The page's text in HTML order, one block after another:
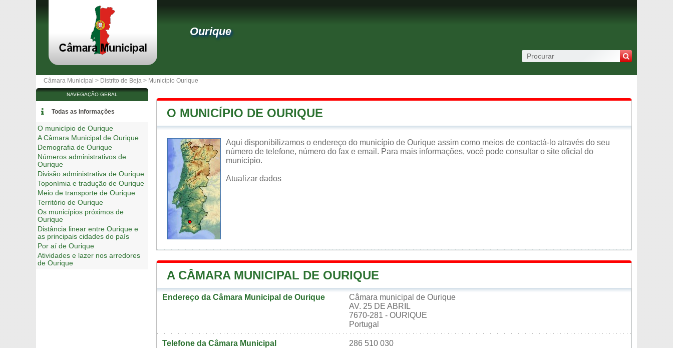
Ourique
Câmara Municipal > Distrito de Beja > Município Ourique
O MUNICÍPIO DE OURIQUE
Aqui disponibilizamos o endereço do município de Ourique assim como meios de contactá-lo através do seu
número de telefone, número do fax e email. Para mais informações, você pode consultar o site oficial do
município.
Atualizar dados
A CÂMARA MUNICIPAL DE OURIQUE
Endereço da Câmara Municipal de Ourique
Câmara municipal de Ourique
AV. 25 DE ABRIL
7670-281 - OURIQUE
Portugal
Telefone da Câmara Municipal
286 510 030
NAVEGAÇÃO GERAL
Todas as informações
O município de Ourique
A Câmara Municipal de Ourique
Demografia de Ourique
Números administrativos de
Ourique
Divisão administrativa de Ourique
Toponímia e tradução de Ourique
Meio de transporte de Ourique
Território de Ourique
Os municípios próximos de
Ourique
Distância linear entre Ourique e
as principais cidades do país
Por aí de Ourique
Atividades e lazer nos arredores
de Ourique